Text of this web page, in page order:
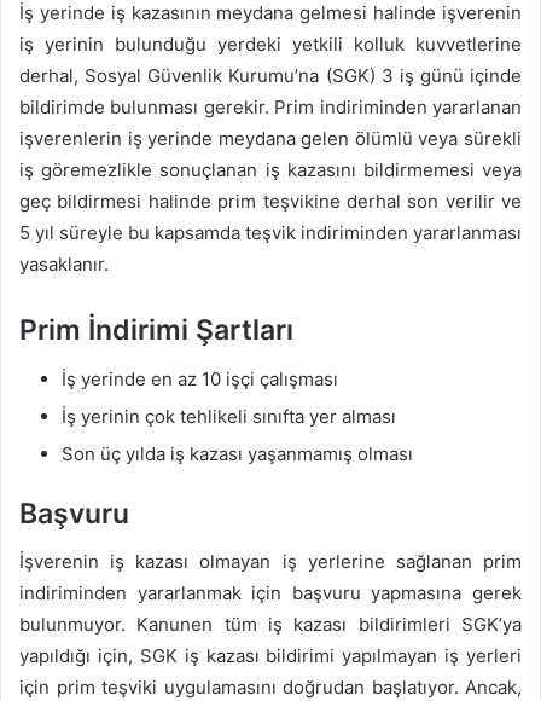
İş yerinde iş kazasının meydana gelmesi halinde işverenin
iş yerinin bulunduğu yerdeki yetkili kolluk kuvvetlerine
derhal, Sosyal Güvenlik Kurumu’na (SGK) 3 iş günü içinde
bildirimde bulunması gerekir. Prim indiriminden yararlanan
işverenlerin iş yerinde meydana gelen ölümlü veya sürekli
iş göremezlikle sonuçlanan iş kazasını bildirmemesi veya
geç bildirmesi halinde prim teşvikine derhal son verilir ve
5 yıl süreyle bu kapsamda teşvik indiriminden yararlanması
yasaklanır.
Prim İndirimi Şartları
İş yerinde en az 10 işçi çalışması
İş yerinin çok tehlikeli sınıfta yer alması
Son üç yılda iş kazası yaşanmamış olması
Başvuru
İşverenin iş kazası olmayan iş yerlerine sağlanan prim
indiriminden yararlanmak için başvuru yapmasına gerek
bulunmuyor. Kanunen tüm iş kazası bildirimleri SGK’ya
yapıldığı için, SGK iş kazası bildirimi yapılmayan iş yerleri
için prim teşviki uygulamasını doğrudan başlatıyor. Ancak,